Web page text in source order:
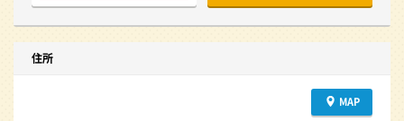
住所
MAP